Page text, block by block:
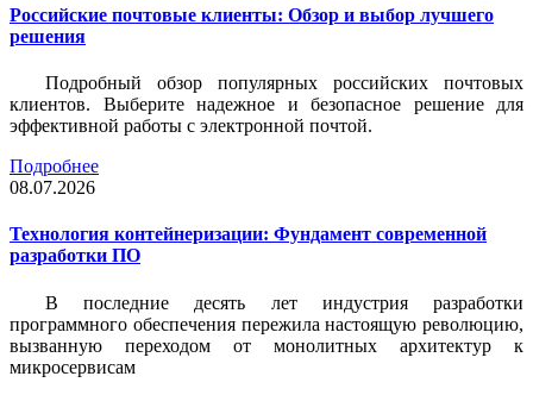
Российские почтовые клиенты: Обзор и выбор лучшего
решения
Подробный обзор популярных российских почтовых
клиентов. Выберите надежное и безопасное решение для
эффективной работы с электронной почтой.
Подробнее
08.07.2026
Технология контейнеризации: Фундамент современной
разработки ПО
В последние десять лет индустрия разработки
программного обеспечения пережила настоящую революцию,
вызванную переходом от монолитных архитектур к
микросервисам